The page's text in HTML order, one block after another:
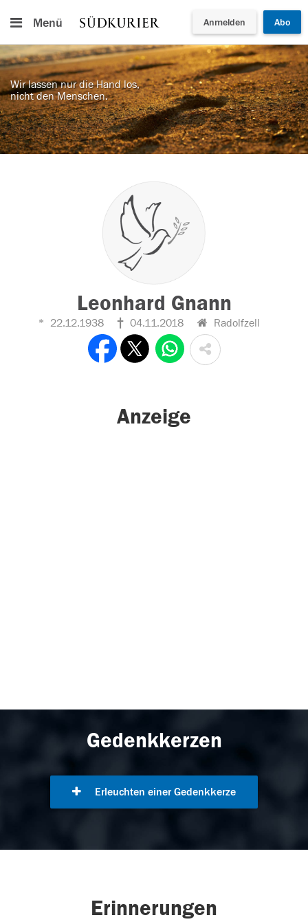
Menü Anmelden Abo
Wir lassen nur die Hand los,
nicht den Menschen.
Leonhard Gnann
22.12.1938 04.11.2018 Radolfzell
Anzeige
Gedenkkerzen
Erleuchten einer Gedenkkerze
Erinnerungen